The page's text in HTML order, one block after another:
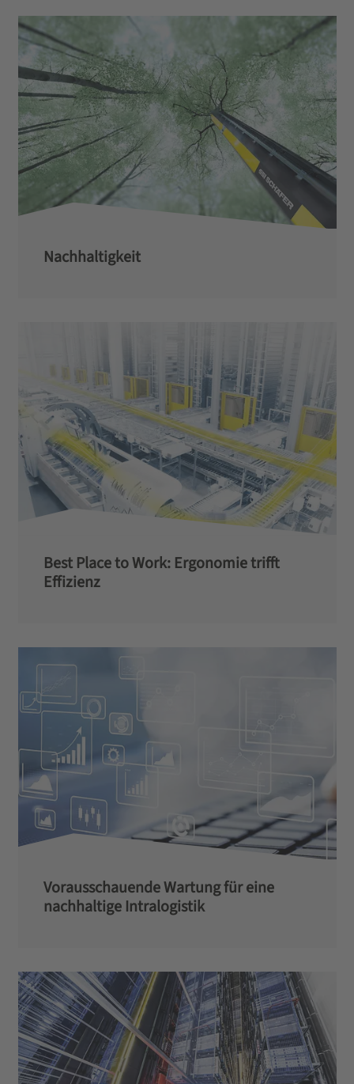
Nachhaltigkeit
Best Place to Work: Ergonomie trifft
Effizienz
Vorausschauende Wartung für eine
nachhaltige Intralogistik